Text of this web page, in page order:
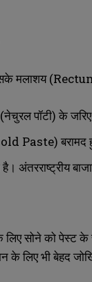
मलाशय
पॉटी) के
Paste)
अंतरराष्ट्रीय
सोने को पेस्ट
लिए भी बेहद